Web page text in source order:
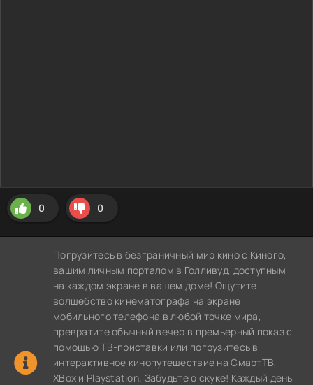
0 0
Погрузитесь в безграничный мир кино с Киного,
вашим личным порталом в Голливуд, доступным
на каждом экране в вашем доме! Ощутите
волшебство кинематографа на экране
мобильного телефона в любой точке мира,
превратите обычный вечер в премьерный показ с
помощью ТВ-приставки или погрузитесь в
интерактивное кинопутешествие на СмартТВ,
XBox и Playstation. Забудьте о скуке! Каждый день